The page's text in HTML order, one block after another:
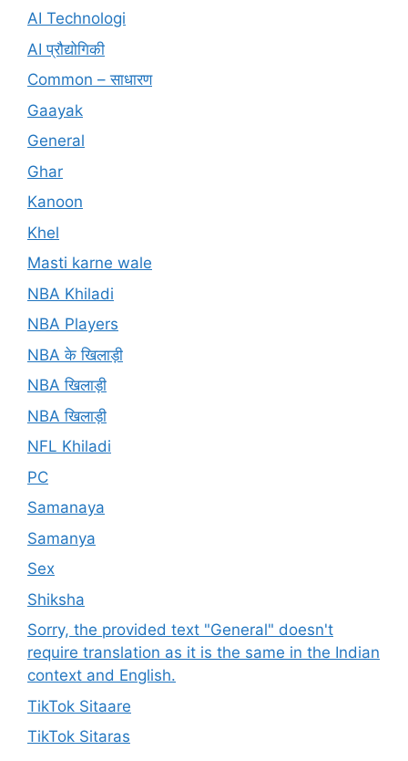
AI Technologi
AI प्रौद्योगिकी
Common – साधारण
Gaayak
General
Ghar
Kanoon
Khel
Masti karne wale
NBA Khiladi
NBA Players
NBA के खिलाड़ी
NBA खिलाड़ी
NBA खिलाड़ी
NFL Khiladi
PC
Samanaya
Samanya
Sex
Shiksha
Sorry, the provided text "General" doesn't
require translation as it is the same in the Indian
context and English.
TikTok Sitaare
TikTok Sitaras